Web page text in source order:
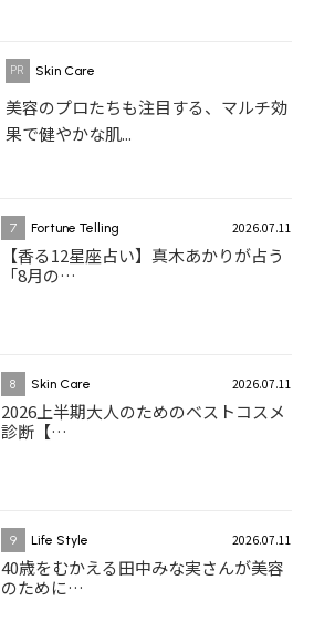
Skin Care
美容のプロたちも注目する、マルチ効
果で健やかな肌...
7 Fortune Telling 2026.07.11
【香る12星座占い】真木あかりが占う
「8月の…
8 Skin Care 2026.07.11
2026上半期大人のためのベストコスメ
診断【…
9 Life Style 2026.07.11
40歳をむかえる田中みな実さんが美容
のために…